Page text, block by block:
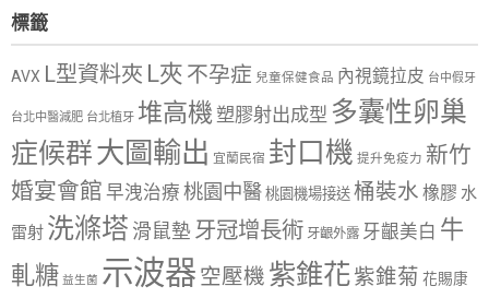
標籤
AVX L型資料夾 L夾 不孕症 兒童保健食品 內視鏡拉皮 台中假牙
台北中醫減肥 台北植牙 堆高機塑膠射出成型 多囊性卵巢
症候群大圖輸出 宜蘭民宿 封口機 提升免疫力 新竹
婚宴會館 早洩治療 桃園中醫 桃園機場接送 桶裝水 橡膠 水
雷射 洗滌塔 滑鼠墊 牙冠增長術 牙齦外露 牙齦美白 牛
軋糖 益生菌 示波器 空壓機 紫錐花紫錐菊 花賜康